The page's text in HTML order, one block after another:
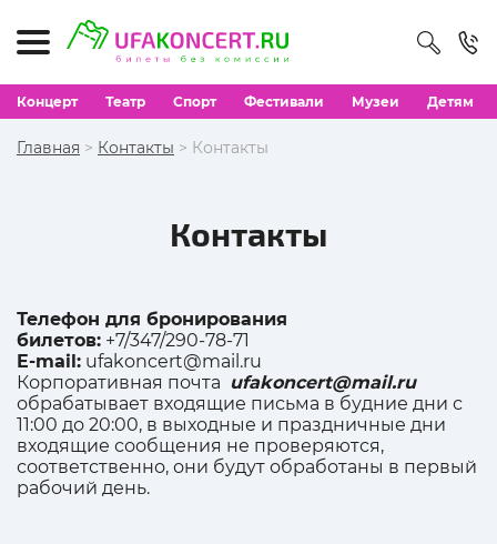
Концерт Театр Спорт Фестивали Музеи Детям
Главная > Контакты > Контакты
Контакты
Телефон для бронирования
билетов: +7/347/290-78-71
E-mail: ufakoncert@mail.ru
Корпоративная почта ufakoncert@mail.ru
обрабатывает входящие письма в будние дни с
11:00 до 20:00, в выходные и праздничные дни
входящие сообщения не проверяются,
соответственно, они будут обработаны в первый
рабочий день.